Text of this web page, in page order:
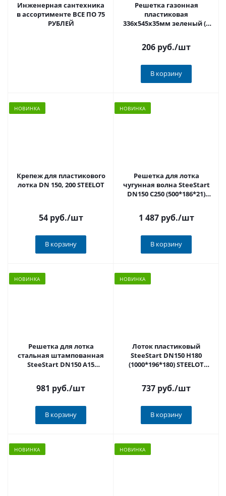
Инженерная сантехника
в ассортименте ВСЕ ПО 75
РУБЛЕЙ
Решетка газонная
пластиковая
336х545х35мм зеленый (в
арт.PR3354G
206 руб./шт
В корзину
НОВИНКА
Крепеж для пластикового
лотка DN 150, 200 STEELOT
54 руб./шт
В корзину
НОВИНКА
Решетка для лотка
чугунная волна SteeStart
DN150 C250 (500*186*21)
1 487 руб./шт
В корзину
НОВИНКА
Решетка для лотка
стальная штампованная
SteeStart DN150 A15
арт.P1515K
981 руб./шт
В корзину
НОВИНКА
Лоток пластиковый
SteeStart DN150 H180
(1000*196*180) STEELOT
737 руб./шт
В корзину
НОВИНКА НОВИНКА